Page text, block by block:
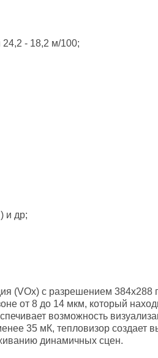
24,2 - 18,2 м/100;
и др;
(VOx) с разрешением 384x288
от 8 до 14 мкм, который
возможность
35 мК, тепловизор создает
динамичных сцен.